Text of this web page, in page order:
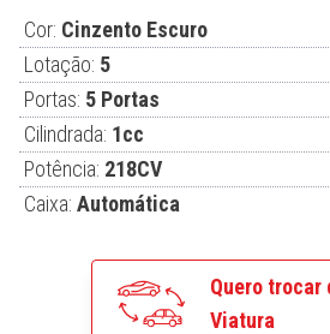
Cor: Cinzento Escuro
Lotação: 5
Portas: 5 Portas
Cilindrada: 1cc
Potência: 218CV
Caixa: Automática
Quero trocar
Viatura